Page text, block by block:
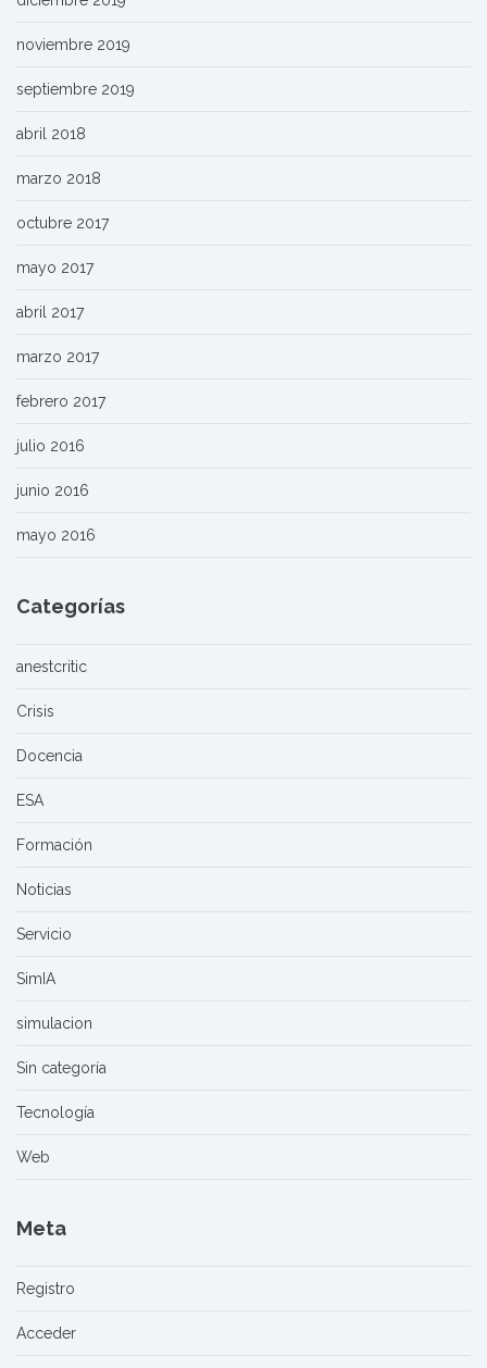
noviembre 2019
septiembre 2019
abril 2018
marzo 2018
octubre 2017
mayo 2017
abril 2017
marzo 2017
febrero 2017
julio 2016
junio 2016
mayo 2016
Categorías
anestcritic
Crisis
Docencia
ESA
Formación
Noticias
Servicio
SimIA
simulacion
Sin categoría
Tecnología
Web
Meta
Registro
Acceder